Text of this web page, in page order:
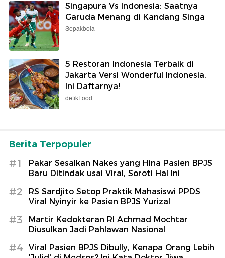
Singapura Vs Indonesia: Saatnya
Garuda Menang di Kandang Singa
Sepakbola
5 Restoran Indonesia Terbaik di
Jakarta Versi Wonderful Indonesia,
Ini Daftarnya!
detikFood
Berita Terpopuler
#1
Pakar Sesalkan Nakes yang Hina Pasien BPJS
Baru Ditindak usai Viral, Soroti Hal Ini
#2
RS Sardjito Setop Praktik Mahasiswi PPDS
Viral Nyinyir ke Pasien BPJS Yurizal
#3
Martir Kedokteran RI Achmad Mochtar
Diusulkan Jadi Pahlawan Nasional
#4
Viral Pasien BPJS Dibully, Kenapa Orang Lebih